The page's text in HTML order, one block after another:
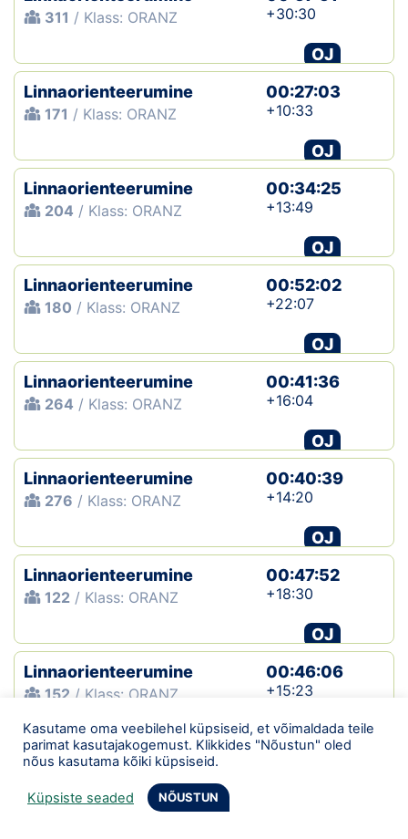
311 / Klass: ORANZ +30:30
OJ
Linnaorienteerumine
171 / Klass: ORANZ
00:27:03
+10:33
OJ
Linnaorienteerumine
204 / Klass: ORANZ
00:34:25
+13:49
OJ
Linnaorienteerumine
180 / Klass: ORANZ
00:52:02
+22:07
OJ
Linnaorienteerumine
264 / Klass: ORANZ
00:41:36
+16:04
OJ
Linnaorienteerumine
276 / Klass: ORANZ
00:40:39
+14:20
OJ
Linnaorienteerumine
122 / Klass: ORANZ
00:47:52
+18:30
OJ
Linnaorienteerumine
152 / Klass: ORANZ
00:46:06
+15:23
OJ
Linnaorienteerumine
287/ Klass: ORANZ
Kasutame oma veebilehel küpsiseid, et võimaldada teile
parimat kasutajakogemust. Klikkides "Nõustun" oled
nõus kasutama kõiki küpsiseid.
Küpsiste seaded NÕUSTUN